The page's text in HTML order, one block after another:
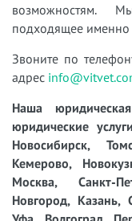
возможностям.
подходящее именно
Звоните по
адрес
Наша
юридические
Новосибирск,
Кемерово,
Москва, Санкт-
Новгород, Казань,